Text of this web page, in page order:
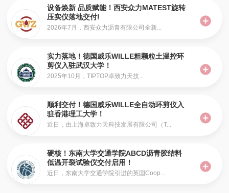
设备焕新 品质赋能！西安众力MATEST旋转
压实仪落地交付!
2026年7月，西安众力沥青有限公司全新...
实力落地！德国威乐WILLE粗颗粒土温控环
剪仪入驻武汉大学！
2025年10月，TIPTOP卓致力天技...
顺利交付！德国威乐WILLE全自动环剪仪入
驻香港理工大学！
近日，由上海卓致力天科技发展有限公司（T...
硬核！东南大学交通学院ABCD沥青胶结料
低温开裂试验仪交付启用！
近日，东南大学交通学院引进的英国Coop...